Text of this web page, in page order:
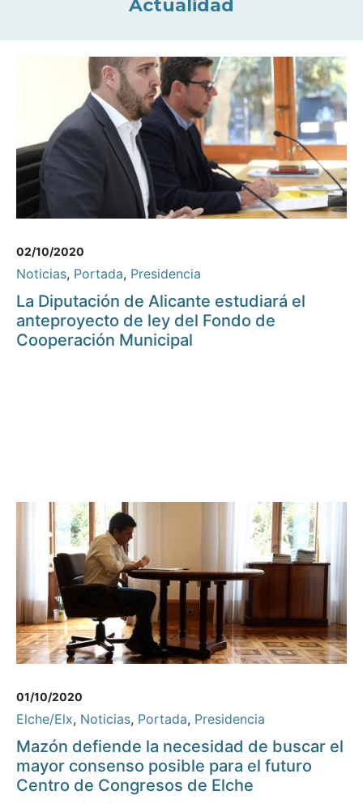
Actualidad
02/10/2020
Noticias, Portada, Presidencia
La Diputación de Alicante estudiará el
anteproyecto de ley del Fondo de
Cooperación Municipal
01/10/2020
Elche/Elx, Noticias, Portada, Presidencia
Mazón defiende la necesidad de buscar el
mayor consenso posible para el futuro
Centro de Congresos de Elche